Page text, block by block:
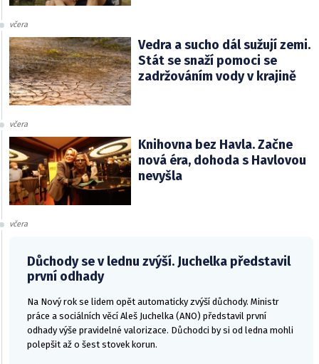
včera
Vedra a sucho dál sužují zemi.
Stát se snaží pomoci se
zadržováním vody v krajině
včera
Knihovna bez Havla. Začne
nová éra, dohoda s Havlovou
nevyšla
včera
Důchody se v lednu zvýší. Juchelka představil
první odhady
Na Nový rok se lidem opět automaticky zvýší důchody. Ministr
práce a sociálních věcí Aleš Juchelka (ANO) představil první
odhady výše pravidelné valorizace. Důchodci by si od ledna mohli
polepšit až o šest stovek korun.